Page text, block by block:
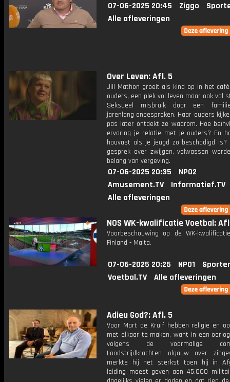
07-06-2025 20:45 Ziggo
Alle afleveringen
Over Leven: Afl. 5
Jill Mathon groeit als kind op in het
ouders, een plek vol leven maar ook vol
Seksueel misbruik door een
jarenlang onbesproken. Haar ouders
pas later ontdekt ze waarom. Hoe
ervaring je relatie met je ouders? En
houvast als je jeugd zo beschadigd is?
gesprek over zwijgen, volwassen
belang van vergeving.
07-06-2025 20:35
NPO2
Amusement.TV
Informatief.TV
Alle afleveringen
NOS WK-kwalificatie Voetbal:
Voorbeschouwing op de WK-
Finland - Malta.
07-06-2025 20:25 NPO1
Voetbal.TV
Alle afleveringen
Adieu God?: Afl. 5
Voor Mart de Kruif hebben religie en
met elkaar te maken, want in een
volgens de voormalige
Landstrijdkrachten algauw over
merkte hij het sterkst toen hij in
leiding moest geven aan 45.000